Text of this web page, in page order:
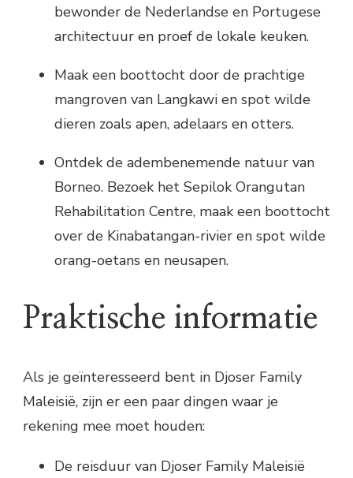
bewonder de Nederlandse en Portugese
architectuur en proef de lokale keuken.
Maak een boottocht door de prachtige
mangroven van Langkawi en spot wilde
dieren zoals apen, adelaars en otters.
Ontdek de adembenemende natuur van
Borneo. Bezoek het Sepilok Orangutan
Rehabilitation Centre, maak een boottocht
over de Kinabatangan-rivier en spot wilde
orang-oetans en neusapen.
Praktische informatie
Als je geïnteresseerd bent in Djoser Family
Maleisië, zijn er een paar dingen waar je
rekening mee moet houden:
De reisduur van Djoser Family Maleisië